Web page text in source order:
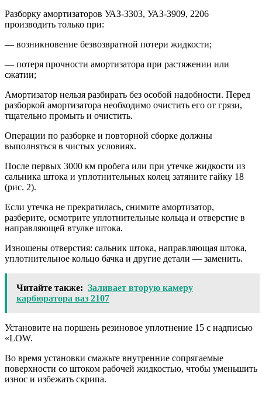
Разборку амортизаторов УАЗ-3303, УАЗ-3909, 2206
производить только при:
— возникновение безвозвратной потери жидкости;
— потеря прочности амортизатора при растяжении или
сжатии;
Амортизатор нельзя разбирать без особой надобности. Перед
разборкой амортизатора необходимо очистить его от грязи,
тщательно промыть и очистить.
Операции по разборке и повторной сборке должны
выполняться в чистых условиях.
После первых 3000 км пробега или при утечке жидкости из
сальника штока и уплотнительных колец затяните гайку 18
(рис. 2).
Если утечка не прекратилась, снимите амортизатор,
разберите, осмотрите уплотнительные кольца и отверстие в
направляющей втулке штока.
Изношены отверстия: сальник штока, направляющая штока,
уплотнительное кольцо бачка и другие детали — заменить.
Читайте также: Заливает вторую камеру
карбюратора ваз 2107
Установите на поршень резиновое уплотнение 15 с надписью
«LOW.
Во время установки смажьте внутренние сопрягаемые
поверхности со штоком рабочей жидкостью, чтобы уменьшить
износ и избежать скрипа.